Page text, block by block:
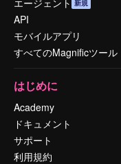
新規
API
モバイルアプリ
すべてのMagnificツール
はじめに
Academy
ドキュメント
サポート
利用規約